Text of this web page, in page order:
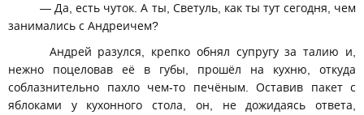
— Да, есть чуток. А ты, Светуль, как ты тут сегодня, чем
занимались с Андреичем?
Андрей разулся, крепко обнял супругу за талию и,
нежно поцеловав её в губы, прошёл на кухню, откуда
соблазнительно пахло чем-то печёным. Оставив пакет с
яблоками у кухонного стола, он, не дожидаясь ответа,